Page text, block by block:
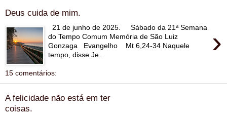
Deus cuida de mim.
›
21 de junho de 2025. Sábado da 21ª Semana
do Tempo Comum Memória de São Luiz
Gonzaga Evangelho Mt 6,24-34 Naquele
tempo, disse Je...
15 comentários:
A felicidade não está em ter
coisas.